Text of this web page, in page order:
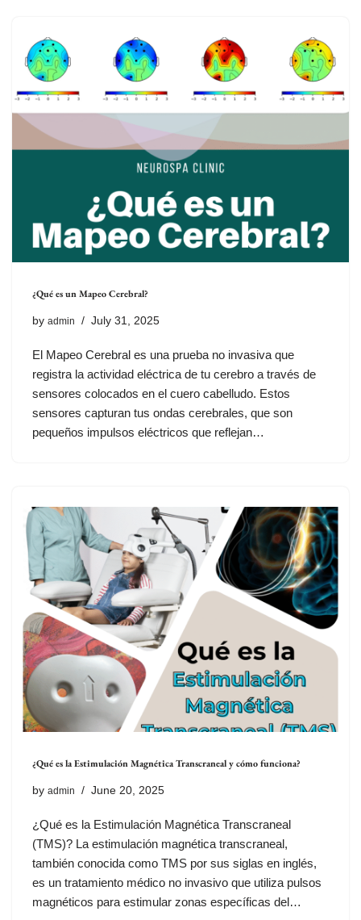
¿Qué es un Mapeo Cerebral?
by admin July 31, 2025
El Mapeo Cerebral es una prueba no invasiva que
registra la actividad eléctrica de tu cerebro a través de
sensores colocados en el cuero cabelludo. Estos
sensores capturan tus ondas cerebrales, que son
pequeños impulsos eléctricos que reflejan…
¿Qué es la Estimulación Magnética Transcraneal y cómo funciona?
by admin June 20, 2025
¿Qué es la Estimulación Magnética Transcraneal
(TMS)? La estimulación magnética transcraneal,
también conocida como TMS por sus siglas en inglés,
es un tratamiento médico no invasivo que utiliza pulsos
magnéticos para estimular zonas específicas del…